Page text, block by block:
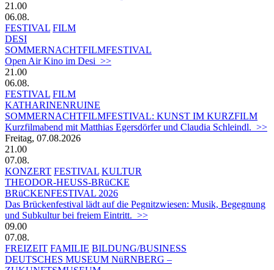
21.00
06.08.
FESTIVAL FILM
DESI
SOMMERNACHTFILMFESTIVAL
Open Air Kino im Desi >>
21.00
06.08.
FESTIVAL FILM
KATHARINENRUINE
SOMMERNACHTFILMFESTIVAL: KUNST IM KURZFILM
Kurzfilmabend mit Matthias Egersdörfer und Claudia Schleindl. >>
Freitag, 07.08.2026
21.00
07.08.
KONZERT FESTIVAL KULTUR
THEODOR-HEUSS-BRüCKE
BRüCKENFESTIVAL 2026
Das Brückenfestival lädt auf die Pegnitzwiesen: Musik, Begegnung
und Subkultur bei freiem Eintritt. >>
09.00
07.08.
FREIZEIT FAMILIE BILDUNG/BUSINESS
DEUTSCHES MUSEUM NüRNBERG –